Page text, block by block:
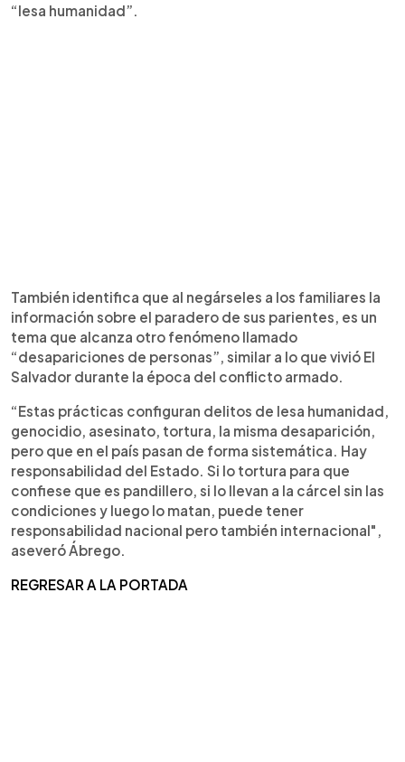
“lesa humanidad”.
También identifica que al negárseles a los familiares la
información sobre el paradero de sus parientes, es un
tema que alcanza otro fenómeno llamado
“desapariciones de personas”, similar a lo que vivió El
Salvador durante la época del conflicto armado.
“Estas prácticas configuran delitos de lesa humanidad,
genocidio, asesinato, tortura, la misma desaparición,
pero que en el país pasan de forma sistemática. Hay
responsabilidad del Estado. Si lo tortura para que
confiese que es pandillero, si lo llevan a la cárcel sin las
condiciones y luego lo matan, puede tener
responsabilidad nacional pero también internacional",
aseveró Ábrego.
REGRESAR A LA PORTADA